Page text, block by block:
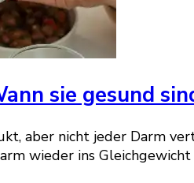
sie gesund
aber nicht jeder Darm
wieder ins